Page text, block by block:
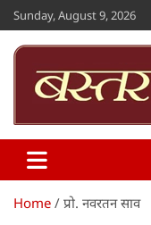
Skip
to
content
Sunday, August 9, 2026
Bastar
Home प्रो. नवरतन साव